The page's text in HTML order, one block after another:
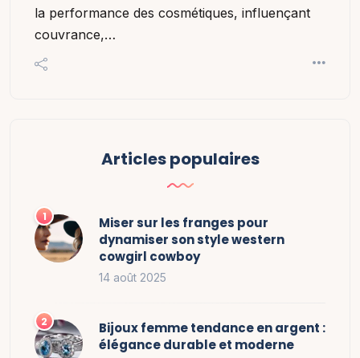
la performance des cosmétiques, influençant
couvrance,…
Articles populaires
Miser sur les franges pour
dynamiser son style western
cowgirl cowboy
14 août 2025
Bijoux femme tendance en argent :
élégance durable et moderne